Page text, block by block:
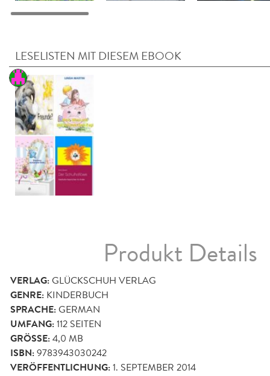
LESELISTEN MIT DIESEM EBOOK
Produkt Details
VERLAG:GLÜCKSCHUH VERLAG
GENRE: KINDERBUCH
SPRACHE:GERMAN
UMFANG:112 SEITEN
GRÖSSE: 4,0 MB
ISBN:9783943030242
VERÖFFENTLICHUNG:1. SEPTEMBER 2014